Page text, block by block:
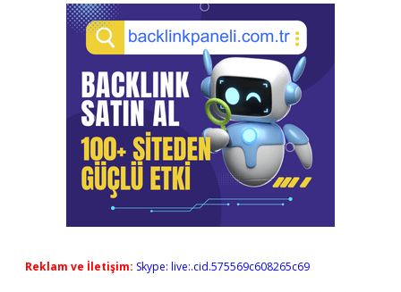
Reklam ve İletişim: Skype: live:.cid.575569c608265c69